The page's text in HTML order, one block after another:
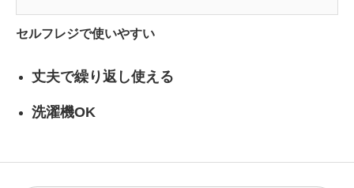
セルフレジで使いやすい
丈夫で繰り返し使える
洗濯機OK